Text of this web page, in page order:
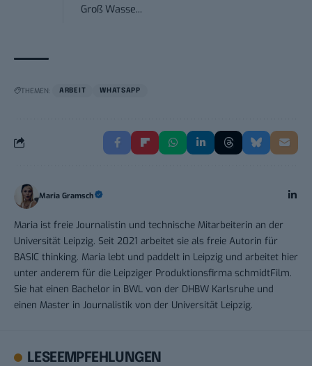
Groß Wasse...
THEMEN: ARBEIT WHATSAPP
Maria Gramsch
Maria ist freie Journalistin und technische Mitarbeiterin an der
Universität Leipzig. Seit 2021 arbeitet sie als freie Autorin für
BASIC thinking. Maria lebt und paddelt in Leipzig und arbeitet hier
unter anderem für die Leipziger Produktionsfirma schmidtFilm.
Sie hat einen Bachelor in BWL von der DHBW Karlsruhe und
einen Master in Journalistik von der Universität Leipzig.
LESEEMPFEHLUNGEN